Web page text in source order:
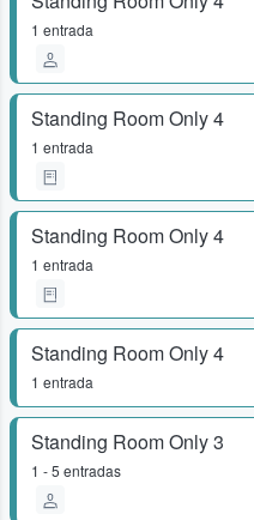
1 entrada
Standing Room Only 4
1 entrada
Standing Room Only 4
1 entrada
Standing Room Only 4
1 entrada
Standing Room Only 3
1 - 5 entradas